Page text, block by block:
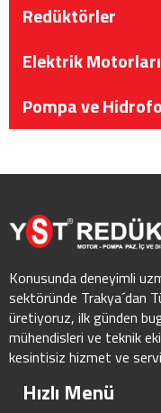
Redüktörler
Elektrik Motorları
Pompa ve
Konusunda deneyimli
sektöründe Trakya´dan
üretiyoruz, ilk günden
mühendisleri ve teknik
kesintisiz hizmet ve
Hızlı Menü